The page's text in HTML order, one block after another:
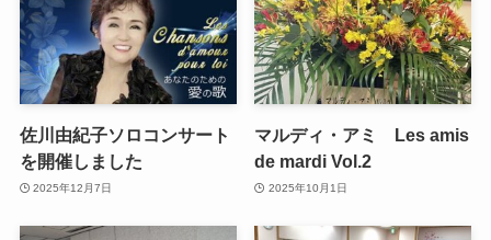
佐川由紀子ソロコンサート
を開催しました
2025年12月7日
マルディ・アミ Les amis
de mardi Vol.2
2025年10月1日